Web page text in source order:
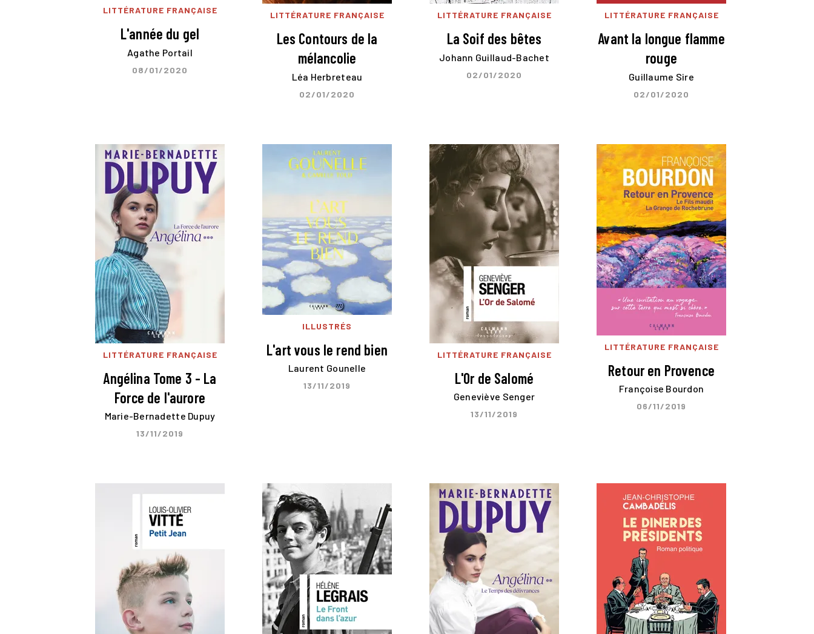
LITTÉRATURE FRANÇAISE
L'année du gel
Agathe Portail
08/01/2020
LITTÉRATURE FRANÇAISE
Les Contours de la
mélancolie
Léa Herbreteau
02/01/2020
LITTÉRATURE FRANÇAISE
La Soif des bêtes
Johann Guillaud-Bachet
02/01/2020
LITTÉRATURE FRANÇAISE
Avant la longue flamme
rouge
Guillaume Sire
02/01/2020
LITTÉRATURE FRANÇAISE
Angélina Tome 3 - La
Force de l'aurore
Marie-Bernadette Dupuy
13/11/2019
ILLUSTRÉS
L'art vous le rend bien
Laurent Gounelle
13/11/2019
LITTÉRATURE FRANÇAISE
L'Or de Salomé
Geneviève Senger
13/11/2019
LITTÉRATURE FRANÇAISE
Retour en Provence
Françoise Bourdon
06/11/2019